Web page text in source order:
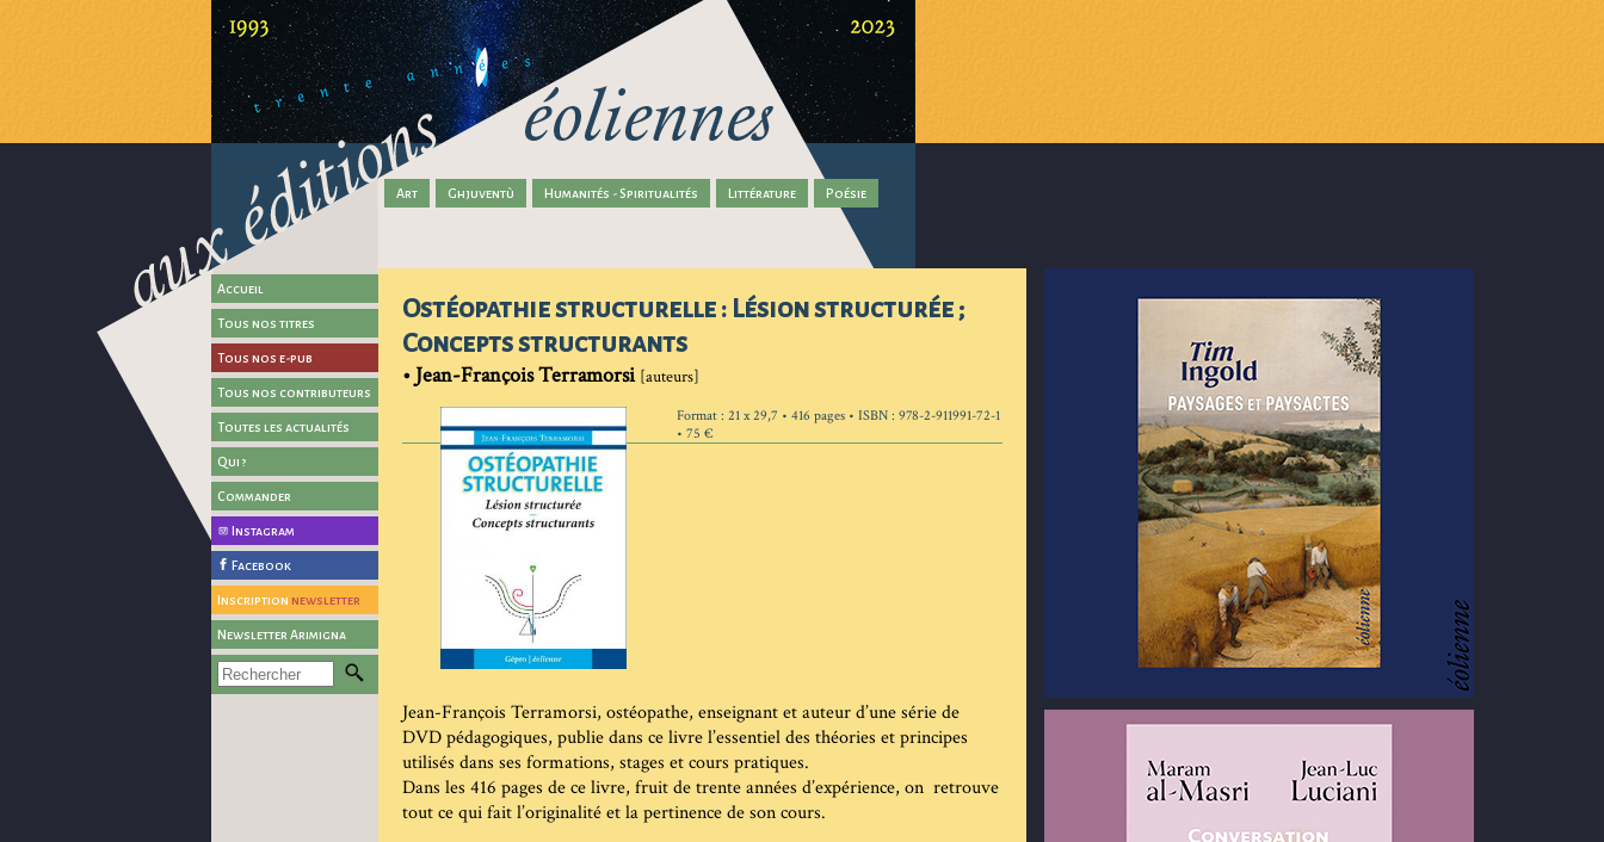
Art Ghjuventù Humanités - Spiritualités Littérature Poésie
Ostéopathie structurelle : Lésion structurée ;
Concepts structurants
• Jean-François Terramorsi [auteurs]
Format : 21 x 29,7 • 416 pages • ISBN : 978-2-911991-72-1
• 75 €
Jean-François Terramorsi, ostéopathe, enseignant et auteur d’une série de
DVD pédagogiques, publie dans ce livre l’essentiel des théories et principes
utilisés dans ses formations, stages et cours pratiques.
Dans les 416 pages de ce livre, fruit de trente années d’expérience, on retrouve
tout ce qui fait l’originalité et la pertinence de son cours.
Accueil
Tous nos titres
Tous nos e-pub
Tous nos contributeurs
Toutes les actualités
Qui ?
Commander
Instagram
Facebook
Inscription newsletter
Newsletter Arimigna